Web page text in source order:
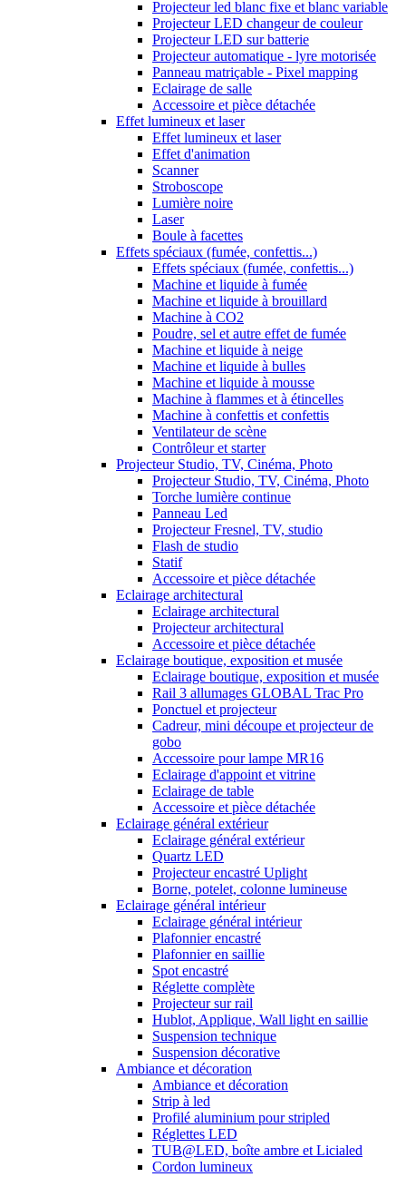
Projecteur led blanc fixe et blanc variable
Projecteur LED changeur de couleur
Projecteur LED sur batterie
Projecteur automatique - lyre motorisée
Panneau matriçable - Pixel mapping
Eclairage de salle
Accessoire et pièce détachée
Effet lumineux et laser
Effet lumineux et laser
Effet d'animation
Scanner
Stroboscope
Lumière noire
Laser
Boule à facettes
Effets spéciaux (fumée, confettis...)
Effets spéciaux (fumée, confettis...)
Machine et liquide à fumée
Machine et liquide à brouillard
Machine à CO2
Poudre, sel et autre effet de fumée
Machine et liquide à neige
Machine et liquide à bulles
Machine et liquide à mousse
Machine à flammes et à étincelles
Machine à confettis et confettis
Ventilateur de scène
Contrôleur et starter
Projecteur Studio, TV, Cinéma, Photo
Projecteur Studio, TV, Cinéma, Photo
Torche lumière continue
Panneau Led
Projecteur Fresnel, TV, studio
Flash de studio
Statif
Accessoire et pièce détachée
Eclairage architectural
Eclairage architectural
Projecteur architectural
Accessoire et pièce détachée
Eclairage boutique, exposition et musée
Eclairage boutique, exposition et musée
Rail 3 allumages GLOBAL Trac Pro
Ponctuel et projecteur
Cadreur, mini découpe et projecteur de
gobo
Accessoire pour lampe MR16
Eclairage d'appoint et vitrine
Eclairage de table
Accessoire et pièce détachée
Eclairage général extérieur
Eclairage général extérieur
Quartz LED
Projecteur encastré Uplight
Borne, potelet, colonne lumineuse
Eclairage général intérieur
Eclairage général intérieur
Plafonnier encastré
Plafonnier en saillie
Spot encastré
Réglette complète
Projecteur sur rail
Hublot, Applique, Wall light en saillie
Suspension technique
Suspension décorative
Ambiance et décoration
Ambiance et décoration
Strip à led
Profilé aluminium pour stripled
Réglettes LED
TUB@LED, boîte ambre et Licialed
Cordon lumineux